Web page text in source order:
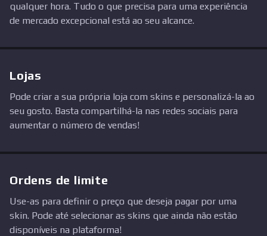
qualquer hora. Tudo o que precisa para uma experiência
de mercado excepcional está ao seu alcance.
Lojas
Pode criar a sua própria loja com skins e personalizá-la ao
seu gosto. Basta compartilhá-la nas redes sociais para
aumentar o número de vendas!
Ordens de limite
Use-as para definir o preço que deseja pagar por uma
skin. Pode até selecionar as skins que ainda não estão
disponíveis na plataforma!